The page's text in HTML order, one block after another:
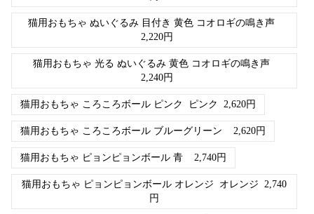
猫用おもちゃ ぬいぐるみ 目付き 黄色 コオロギの鳴き声
2,220円
猫用おもちゃ 光る ぬいぐるみ 黄色 コオロギの鳴き声
2,240円
猫用おもちゃ ころころボール ピンク ピンク 2,620円
猫用おもちゃ ころころボール ブルーグリーン 2,620円
猫用おもちゃ ピョンピョンボール 青 2,740円
猫用おもちゃ ピョンピョンボール オレンジ オレンジ 2,740
円